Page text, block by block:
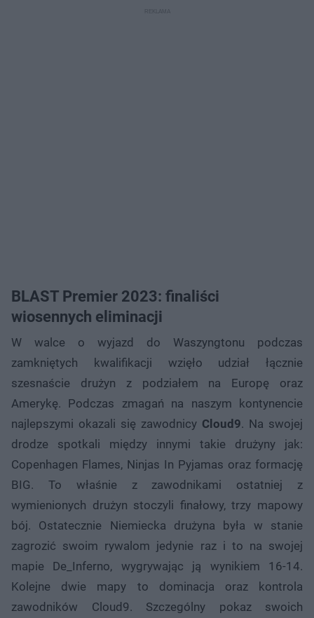
BLAST Premier 2023: finaliści
wiosennych eliminacji
W walce o wyjazd do Waszyngtonu podczas
zamkniętych kwalifikacji wzięło udział łącznie
szesnaście drużyn z podziałem na Europę oraz
Amerykę. Podczas zmagań na naszym kontynencie
najlepszymi okazali się zawodnicy Cloud9. Na swojej
drodze spotkali między innymi takie drużyny jak:
Copenhagen Flames, Ninjas In Pyjamas oraz formację
BIG. To właśnie z zawodnikami ostatniej z
wymienionych drużyn stoczyli finałowy, trzy mapowy
bój. Ostatecznie Niemiecka drużyna była w stanie
zagrozić swoim rywalom jedynie raz i to na swojej
mapie De_Inferno, wygrywając ją wynikiem 16-14.
Kolejne dwie mapy to dominacja oraz kontrola
zawodników Cloud9. Szczególny pokaz swoich